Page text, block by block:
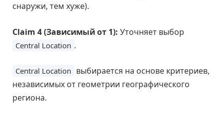
снаружи, тем хуже).
Claim 4 (Зависимый от 1): Уточняет выбор
Central Location .
Central Location выбирается на основе критериев,
независимых от геометрии географического
региона.